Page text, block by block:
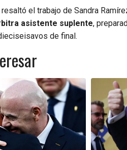
resaltó el trabajo de Sandra
asistente suplente,
de final.